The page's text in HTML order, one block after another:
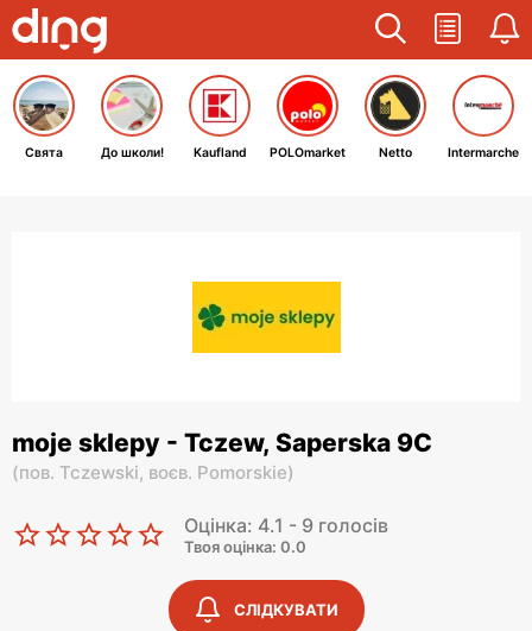
Свята До школи! Kaufland POLOmarket Netto Intermarche
moje sklepy - Tczew, Saperska 9C
(пов. Tczewski, воєв. Pomorskie)
Оцінка: 4.1 - 9 голосів
Твоя оцінка: 0.0
СЛІДКУВАТИ